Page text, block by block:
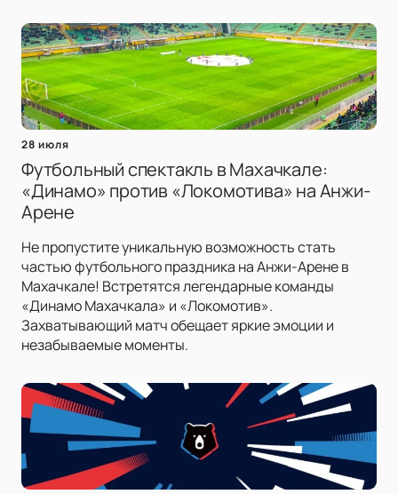
28 июля
Футбольный спектакль в Махачкале:
«Динамо» против «Локомотива» на Анжи-
Арене
Не пропустите уникальную возможность стать
частью футбольного праздника на Анжи-Арене в
Махачкале! Встретятся легендарные команды
«Динамо Махачкала» и «Локомотив».
Захватывающий матч обещает яркие эмоции и
незабываемые моменты.